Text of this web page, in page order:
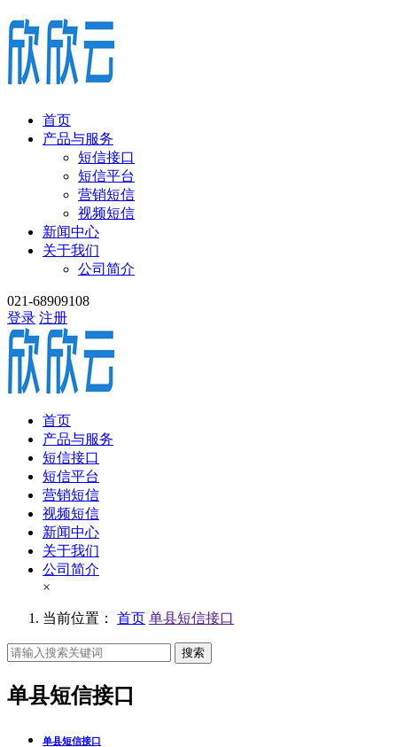
首页
产品与服务
短信接口
短信平台
营销短信
视频短信
新闻中心
关于我们
公司简介
021-68909108
登录 注册
首页
产品与服务
短信接口
短信平台
营销短信
视频短信
新闻中心
关于我们
公司简介
×
当前位置： 首页 单县短信接口
搜索
单县短信接口
单县短信接口